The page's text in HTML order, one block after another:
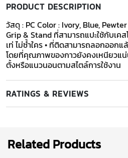
PRODUCT DESCRIPTION
วัสดุ : PC Color : Ivory, Blue,
Grip & Stand ที่สามารถแปะใช้กับเค
เท่ ไม่ซ้ำใคร • ที่ติดสามารถลอกออกแ
โดยที่คุณภาพของกาวยังคงเหนียวแน่
ตั้งหรือแนวนอนตามสไตล์การใช้งาน
RATINGS & REVIEWS
Related Products